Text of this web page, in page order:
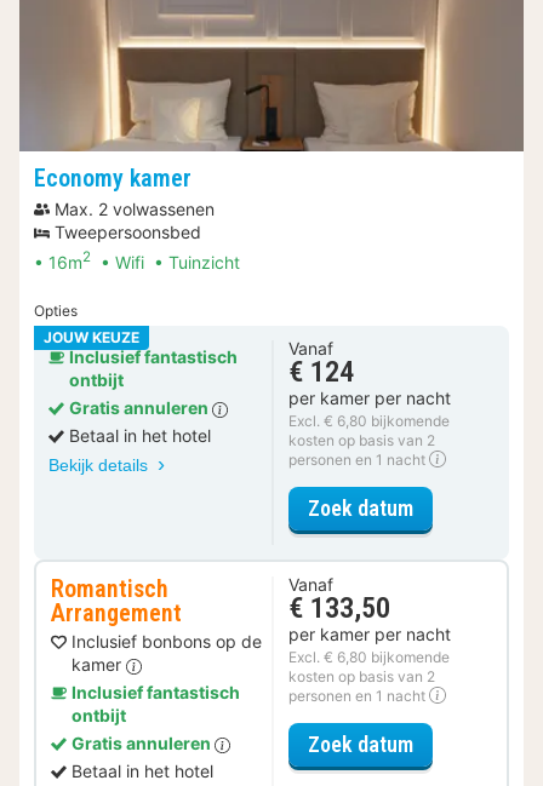
Economy kamer
Max. 2 volwassenen
Tweepersoonsbed
16m2 Wifi Tuinzicht
Opties
JOUW KEUZE
Inclusief fantastisch
ontbijt
Gratis annuleren
Betaal in het hotel
Bekijk details
Vanaf
€ 124
per kamer per nacht
Excl. € 6,80 bijkomende
kosten op basis van 2
personen en 1 nacht
Zoek datumvoor Economy
Romantisch
Arrangement
Inclusief bonbons op de
kamer
Inclusief fantastisch
ontbijt
Gratis annuleren
Betaal in het hotel
Vanaf
€ 133,50
per kamer per nacht
Excl. € 6,80 bijkomende
kosten op basis van 2
personen en 1 nacht
Zoek datumvoor